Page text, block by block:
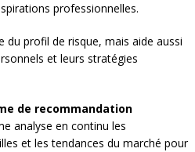
professionnelles.
profil de risque, mais aide aussi
et leurs stratégies
de recommandation
analyse en continu les
et les tendances du marché pour